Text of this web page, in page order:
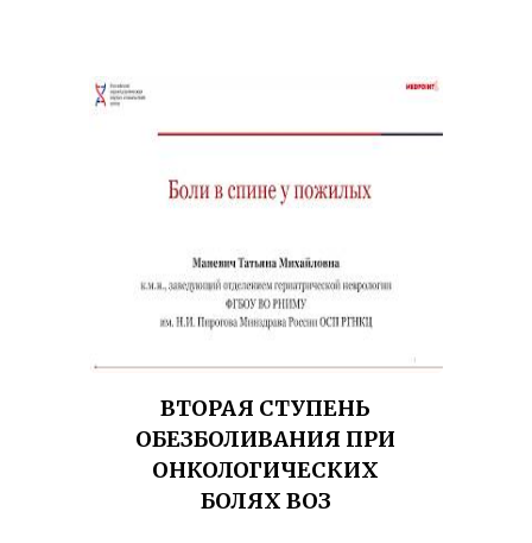
ВТОРАЯ СТУПЕНЬ
ОБЕЗБОЛИВАНИЯ ПРИ
ОНКОЛОГИЧЕСКИХ
БОЛЯХ ВОЗ